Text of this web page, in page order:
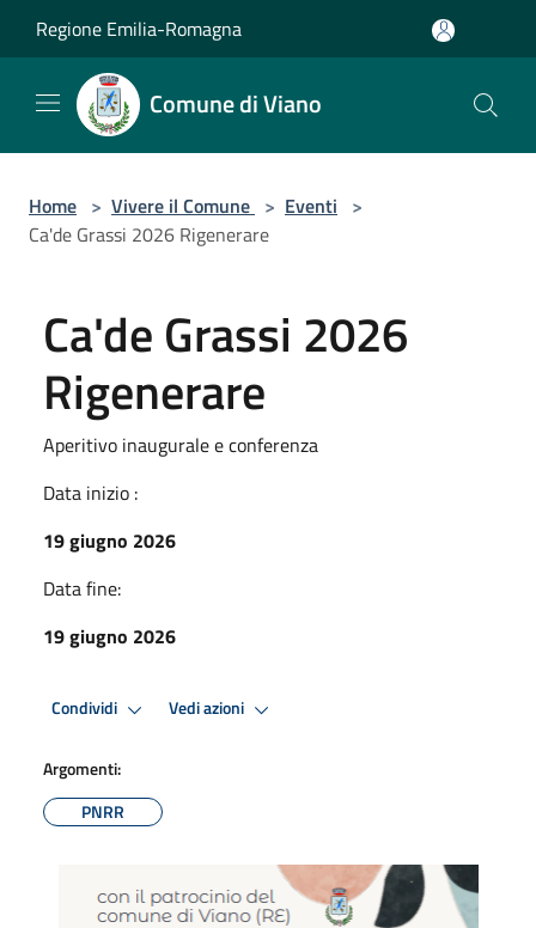
Regione Emilia-Romagna
Comune di Viano
Home > Vivere il Comune > Eventi >
Ca'de Grassi 2026 Rigenerare
Ca'de Grassi 2026
Rigenerare
Aperitivo inaugurale e conferenza
Data inizio :
19 giugno 2026
Data fine:
19 giugno 2026
Condividi Vedi azioni
Argomenti:
PNRR